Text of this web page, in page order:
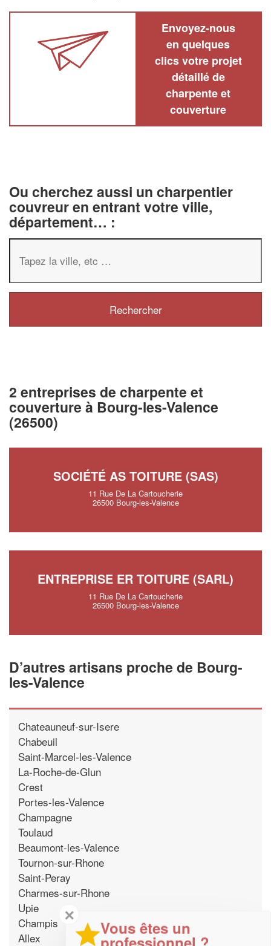
Envoyez-nous
en quelques
clics votre projet
détaillé de
charpente et
couverture
Ou cherchez aussi un charpentier
couvreur en entrant votre ville,
département… :
2 entreprises de charpente et
couverture à Bourg-les-Valence
(26500)
SOCIÉTÉ AS TOITURE (SAS)
11 Rue De La Cartoucherie
26500 Bourg-les-Valence
ENTREPRISE ER TOITURE (SARL)
11 Rue De La Cartoucherie
26500 Bourg-les-Valence
D’autres artisans proche de Bourg-
les-Valence
Chateauneuf-sur-Isere
Chabeuil
Saint-Marcel-les-Valence
La-Roche-de-Glun
Crest
Portes-les-Valence
Champagne
Toulaud
Beaumont-les-Valence
Tournon-sur-Rhone
Saint-Peray
Charmes-sur-Rhone
Upie
Champis
Allex
✕
Vous êtes un